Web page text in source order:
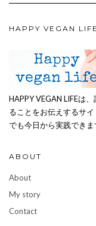
HAPPY VEGAN LIFE
HAPPY VEGAN LIFEは
ることをお伝えするサ
でも今日から実践できま
ABOUT
About
My story
Contact